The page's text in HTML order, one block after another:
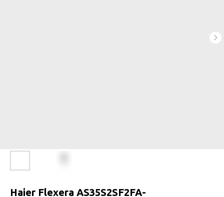
Haier Flexera AS35S2SF2FA-